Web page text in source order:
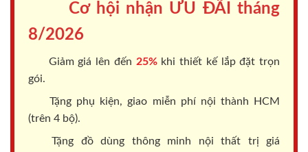
Cơ hội nhận ƯU ĐÃI tháng
8/2026
Giảm giá lên đến 25%khi thiết kế lắp đặt trọn
gói.
Tặng phụ kiện, giao miễn phí nội thành HCM
(trên 4 bộ).
Tặng đồ dùng thông minh nội thất trị giá